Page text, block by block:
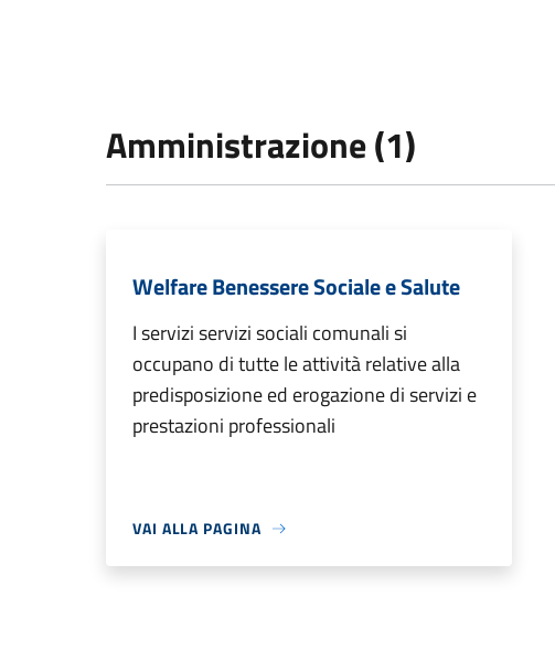
Amministrazione (1)
Welfare Benessere Sociale e Salute
I servizi servizi sociali comunali si
occupano di tutte le attività relative alla
predisposizione ed erogazione di servizi e
prestazioni professionali
VAI ALLA PAGINA